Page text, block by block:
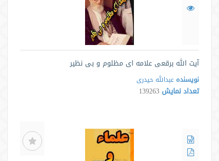
آیت الله برقعی علامه ای مظلوم و بی نظیر
نویسنده عبدالله حیدری
تعداد نمایش 139263